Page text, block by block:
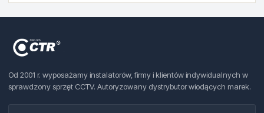
Od 2001 r. wyposażamy instalatorów, firmy i klientów indywidualnych w
sprawdzony sprzęt CCTV. Autoryzowany dystrybutor wiodących marek.